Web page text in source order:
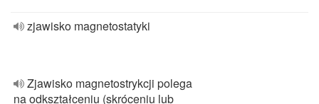
zjawisko magnetostatyki
Zjawisko magnetostrykcji polega
na odkształceniu (skróceniu lub